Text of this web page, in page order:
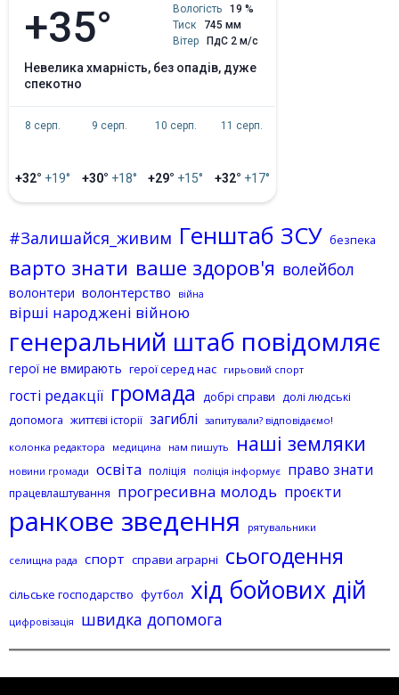
+35° Вологість
19 %
Тиск
745 мм
Вітер
ПдС 2 м/с
невелика хмарність, без опадів, дуже
спекотно
8 серп.
+32° +19°
9 серп.
+30° +18°
10 серп.
+29° +15°
11 серп.
+32° +17°
#Залишайся_живим Генштаб ЗСУ безпека
варто знати ваше здоров'я волейбол
волонтери волонтерство війна
вірші народжені війною
генеральний штаб повідомляє
герої не вмирають герої серед нас гирьовий спорт
гості редакції громада добрі справи долі людські
допомога життєві історії загиблі запитували? відповідаємо!
колонка редактора
медицина нам пишуть наші земляки
новини громади освіта поліція поліція інформує право знати
працевлаштування прогресивна молодь проєкти
ранкове зведення рятувальники
селищна рада спорт справи аграрні сьогодення
сільське господарство футбол хід бойових дій
цифровізація швидка допомога